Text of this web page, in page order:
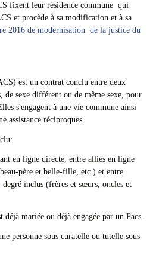
fixent leur résidence commune qui
et procède à sa modification et à sa
2016 de modernisation de la justice du
est un contrat conclu entre deux
de sexe différent ou de même sexe, pour
s'engagent à une vie commune ainsi
assistance réciproques.
en ligne directe, entre alliés en ligne
père et belle-fille, etc.) et entre
inclus (frères et sœurs, oncles et
déjà mariée ou déjà engagée par un Pacs.
personne sous curatelle ou tutelle sous